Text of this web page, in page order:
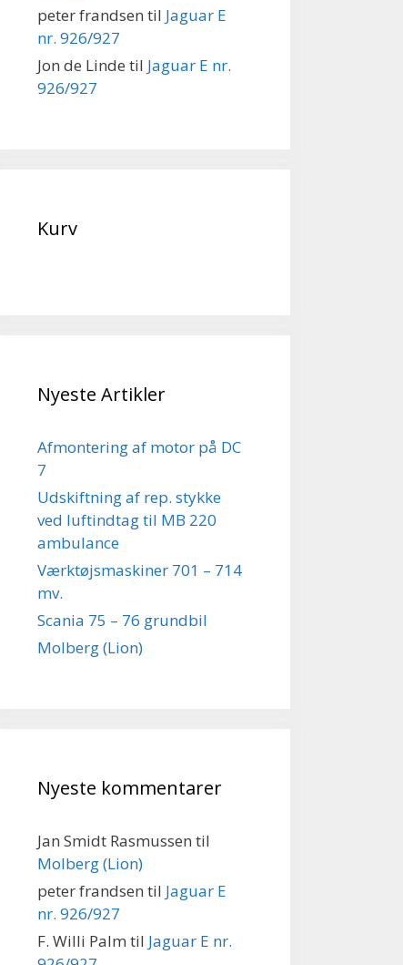
peter frandsen til Jaguar E
nr. 926/927
Jon de Linde til Jaguar E nr.
926/927
Kurv
Nyeste Artikler
Afmontering af motor på DC
7
Udskiftning af rep. stykke
ved luftindtag til MB 220
ambulance
Værktøjsmaskiner 701 – 714
mv.
Scania 75 – 76 grundbil
Molberg (Lion)
Nyeste kommentarer
Jan Smidt Rasmussen til
Molberg (Lion)
peter frandsen til Jaguar E
nr. 926/927
F. Willi Palm til Jaguar E nr.